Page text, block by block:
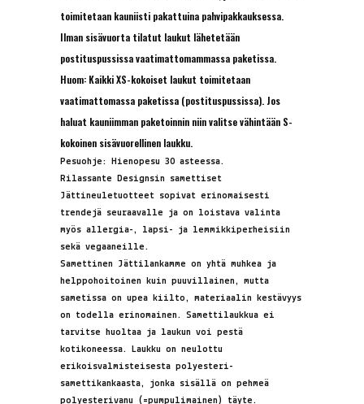
toimitetaan kauniisti pakattuina pahvipakkauksessa.
Ilman sisävuorta tilatut laukut lähetetään
postituspussissa vaatimattomammassa paketissa.
Huom: Kaikki XS-kokoiset laukut toimitetaan
vaatimattomassa paketissa (postituspussissa). Jos
haluat kauniimman paketoinnin niin valitse vähintään S-
kokoinen sisävuorellinen laukku.
Pesuohje: Hienopesu 30 asteessa.
Rilassante Designsin samettiset
Jättineuletuotteet sopivat erinomaisesti
trendejä seuraavalle ja on loistava valinta
myös allergia-, lapsi- ja lemmikkiperheisiin
sekä vegaaneille.
Samettinen Jättilankamme on yhtä muhkea ja
helppohoitoinen kuin puuvillainen, mutta
sametissa on upea kiilto, materiaalin kestävyys
on todella erinomainen. Samettilaukkua ei
tarvitse huoltaa ja laukun voi pestä
kotikoneessa. Laukku on neulottu
erikoisvalmisteisesta polyesteri-
samettikankaasta, jonka sisällä on pehmeä
polyesterivanu (=pumpulimainen) täyte.